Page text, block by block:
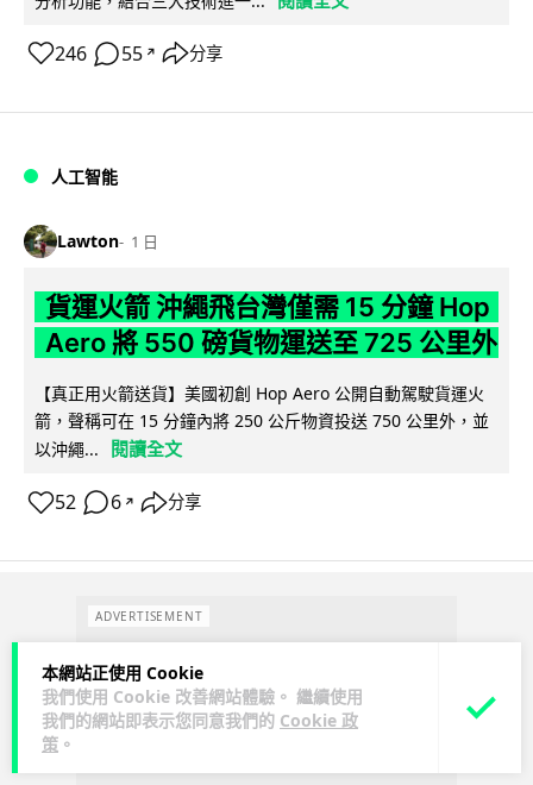
本網站正使用 Cookie
我們使用 Cookie 改善網站體驗。 繼續使用
我們的網站即表示您同意我們的 Cookie 政
策 。
246 55 ↗ 分享
人工智能
Lawton 1 日
貨運火箭 沖繩飛台灣僅需 15 分鐘 Hop
Aero 將 550 磅貨物運送至 725 公里外
【真正用火箭送貨】美國初創 Hop Aero 公開自動駕駛貨運火
箭，聲稱可在 15 分鐘內將 250 公斤物資投送 750 公里外，並
以沖繩...
閱讀全文
52 6 ↗ 分享
ADVERTISEMENT